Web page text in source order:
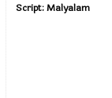
Script:Malyalam